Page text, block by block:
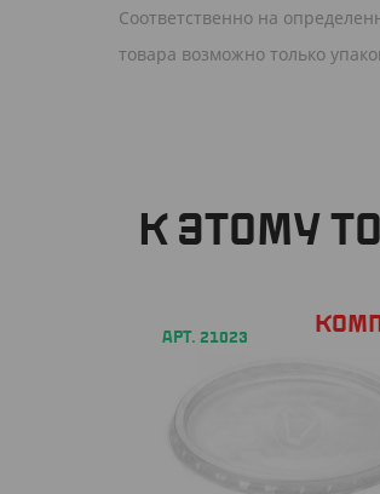
Соответственно на
товара возможно только
К ЭТОМУ
АРТ. 21023